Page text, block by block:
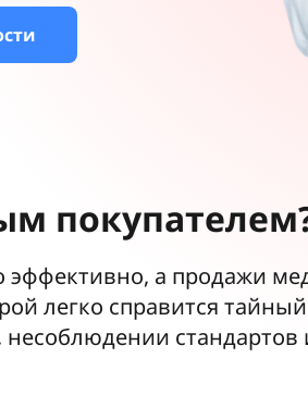
а продажи
легко справится
стандартов